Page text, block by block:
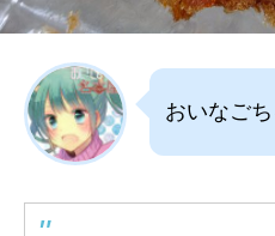
おいなご